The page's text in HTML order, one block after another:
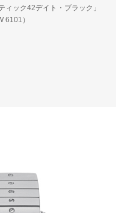
ィック42デイト・ブラック」
6101）